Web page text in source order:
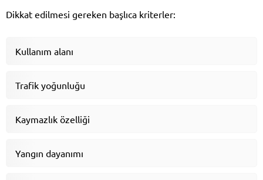
Dikkat edilmesi gereken başlıca kriterler:
Kullanım alanı
Trafik yoğunluğu
Kaymazlık özelliği
Yangın dayanımı